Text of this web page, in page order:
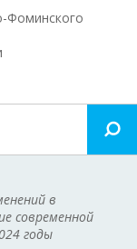
Фоминского
в
современной
годы